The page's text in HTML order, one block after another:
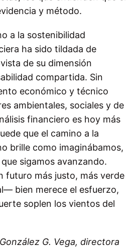
y método.
a la sostenibilidad
ha sido tildada de
de su dimensión
compartida. Sin
económico y técnico
ambientales, sociales y de
financiero es hoy más
que el camino a la
brille como imaginábamos,
sigamos avanzando.
futuro más justo, más verde
bien merece el esfuerzo,
soplen los vientos del
G. Vega, directora